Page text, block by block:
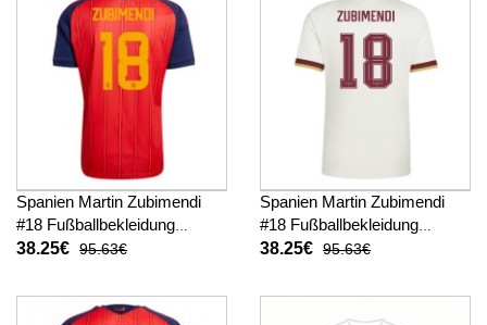
Spanien Martin Zubimendi
#18 Fußballbekleidung
Heimtrikot WM 2026
38.25€ 95.63€
Spanien Martin Zubimendi
#18 Fußballbekleidung
Auswärtstrikot WM 2026
38.25€ 95.63€